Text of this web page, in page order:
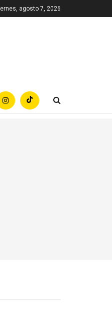
agosto 7, 2026